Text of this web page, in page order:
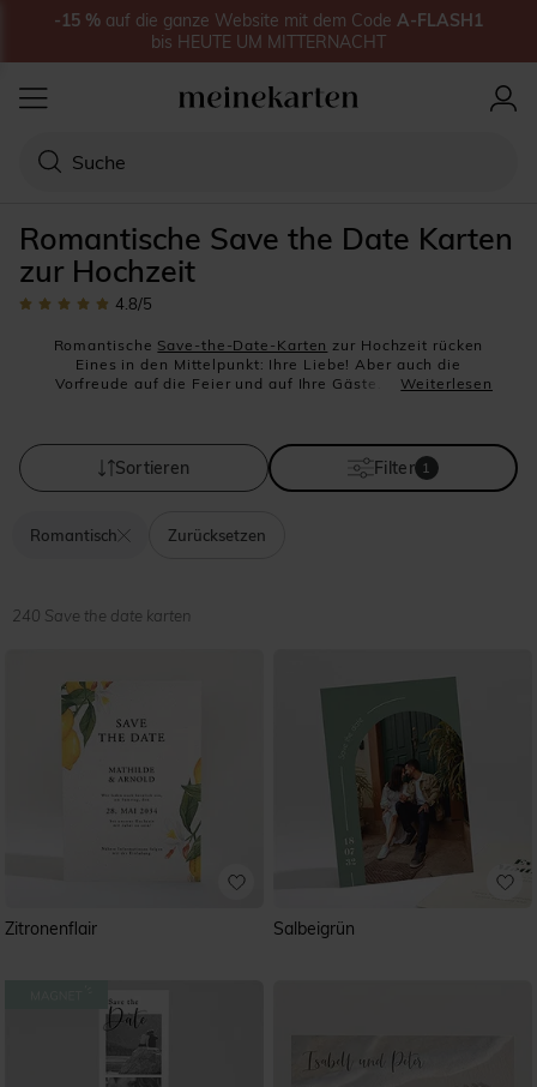
Romantische Save the Date Karten
zur Hochzeit
4.8/5
Romantische Save-the-Date-Karten zur Hochzeit rücken
Eines in den Mittelpunkt: Ihre Liebe! Aber auch die
Vorfreude auf die Feier und auf Ihre Gäste. Wie wäre es
Tages? Oder mit den besonders schönen Save-the-Date-
Karten "Vertrauen" oder "Abdruck des Herzens"? Nutzen
Sie den romantischen, liebevollen Stil inklusive
Hochzeitseinladungen, Antwortkarten, Kirchenheften,
Namen oder Fotos anpassen. Ihre Gäste werden die
Weiterlesen
Sortieren Filter 1
Romantisch Zurücksetzen
240 Save the date karten
Zitronenflair Salbeigrün
-15 % auf die ganze Website mit dem Code A-FLASH1
bis HEUTE UM MITTERNACHT